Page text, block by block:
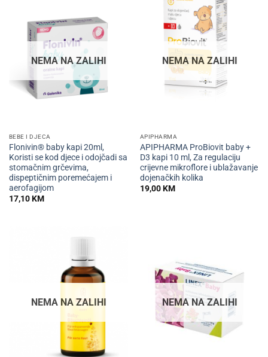
NEMA NA ZALIHI
BEBE I DJECA
Flonivin® baby kapi 20ml,
Koristi se kod djece i odojčadi sa
stomačnim grčevima,
dispeptičnim poremećajem i
aerofagijom
17,10KM
NEMA NA ZALIHI
APIPHARMA
APIPHARMA ProBiovit baby +
D3 kapi 10 ml, Za regulaciju
crijevne mikroflore i ublažavanje
dojenačkih kolika
19,00KM
NEMA NA ZALIHI NEMA NA ZALIHI